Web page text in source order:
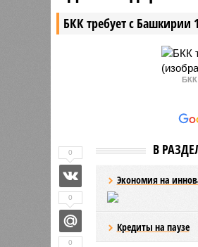
Башкортостана, в котором
пострадал
БКК требует с Башкирии
БКК
В
Экономия на
Кредиты на паузе
0
0
0